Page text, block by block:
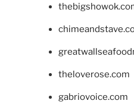
theloverose.com
gabriovoice.com